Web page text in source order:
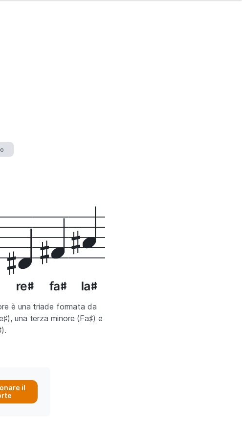
è una triade formata da
una terza minore (Fa♯) e
il